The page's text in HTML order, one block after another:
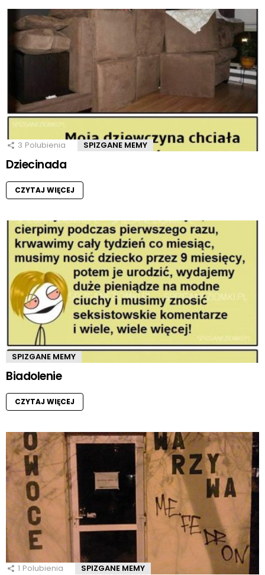
3 Polubienia SPIZGANE MEMY
Dziecinada
CZYTAJ WIĘCEJ
SPIZGANE MEMY
Biadolenie
CZYTAJ WIĘCEJ
1 Polubienia SPIZGANE MEMY